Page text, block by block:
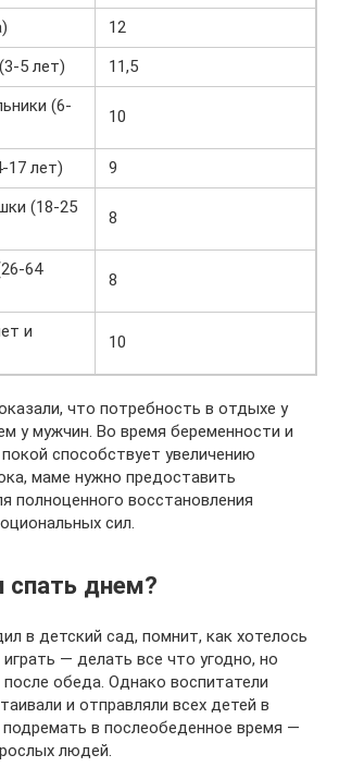
12
5 лет)
11,5
(6-
10
17 лет)
9
(18-25
8
64
8
и
10
что потребность в отдыхе у
у мужчин. Во время беременности и
способствует увеличению
маме нужно предоставить
полноценного восстановления
сил.
спать днем?
в детский сад, помнит, как хотелось
играть — делать все что угодно, но
обеда. Однако воспитатели
и отправляли всех детей в
подремать в послеобеденное время —
людей.